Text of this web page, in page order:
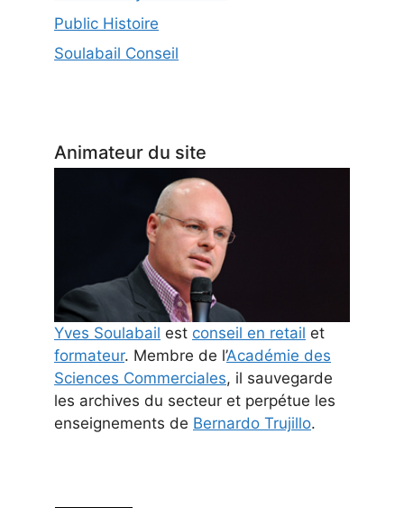
Public Histoire
Soulabail Conseil
Animateur du site
Yves Soulabail est conseil en retail et
formateur. Membre de l’Académie des
Sciences Commerciales, il sauvegarde
les archives du secteur et perpétue les
enseignements de Bernardo Trujillo.